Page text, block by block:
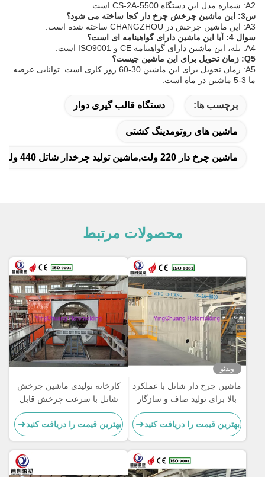
A2: شماره مدل این دستگاه CS-2A-5500 است.
س3: این ماشین چرخش چرخ دار کجا ساخته می شود؟
A3: این ماشین چرخش در CHANGZHOU ساخته شده است.
سوال 4: آیا این ماشین دارای گواهینامه ای است؟
A4: بله، این ماشین دارای گواهینامه CE و ISO9001 است.
Q5: زمان تحویل برای این ماشین چیست؟
A5: زمان تحویل برای این ماشین 30-60 روز کاری است. توانایی عرضه
ما 3-5 ماشین در ماه است.
برچسب ها: دستگاه قالب گیری دوار
ماشین های روتومدینگ کشتی
ماشین چرخ دار 220 ولت,ماشين توليد چرخدار شاتل 440 ولت,دستگاه چرخاندن شاتل با سرعت چرخش قابل تنظیم
محصولات مرتبط
ویدئو
ماشین چرخ دار شاتل با عملکرد
بالا برای تولید صاف و سازگار
بهترین قیمت را دریافت کنید
کارخانه تولیدی ماشین چرخش
شاتل با سرعت چرخش قابل
تنظیم و عملکرد
بهترین قیمت را دریافت کنید